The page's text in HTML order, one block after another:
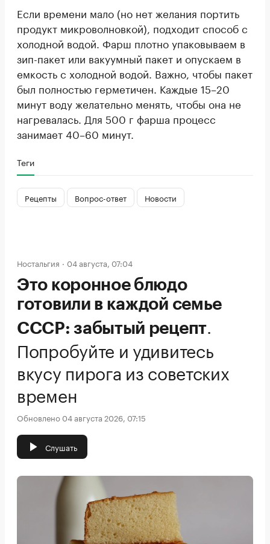
Если времени мало (но нет желания портить
продукт микроволновкой), подходит способ с
холодной водой. Фарш плотно упаковываем в
зип-пакет или вакуумный пакет и опускаем в
емкость с холодной водой. Важно, чтобы пакет
был полностью герметичен. Каждые 15–20
минут воду желательно менять, чтобы она не
нагревалась. Для 500 г фарша процесс
занимает 40–60 минут.
Теги
Рецепты Вопрос-ответ Новости
Ностальгия 04 августа, 07:04
Это коронное блюдо
готовили в каждой семье
СССР: забытый рецепт.
Попробуйте и удивитесь
вкусу пирога из советских
времен
Обновлено 04 августа 2026, 07:15
Слушать